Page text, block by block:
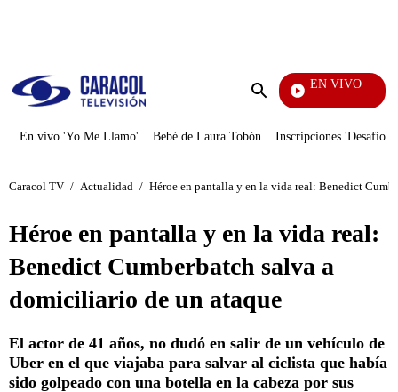
Enviar
EN VIVO
Pura Diversión
En vivo 'Yo Me Llamo' Bebé de Laura Tobón Inscripciones 'Desafío'
Caracol TV / Actualidad / Héroe en pantalla y en la vida real: Benedict
Héroe en pantalla y en la vida real:
Benedict Cumberbatch salva a
domiciliario de un ataque
El actor de 41 años, no dudó en salir de un vehículo de
Uber en el que viajaba para salvar al ciclista que había
sido golpeado con una botella en la cabeza por sus